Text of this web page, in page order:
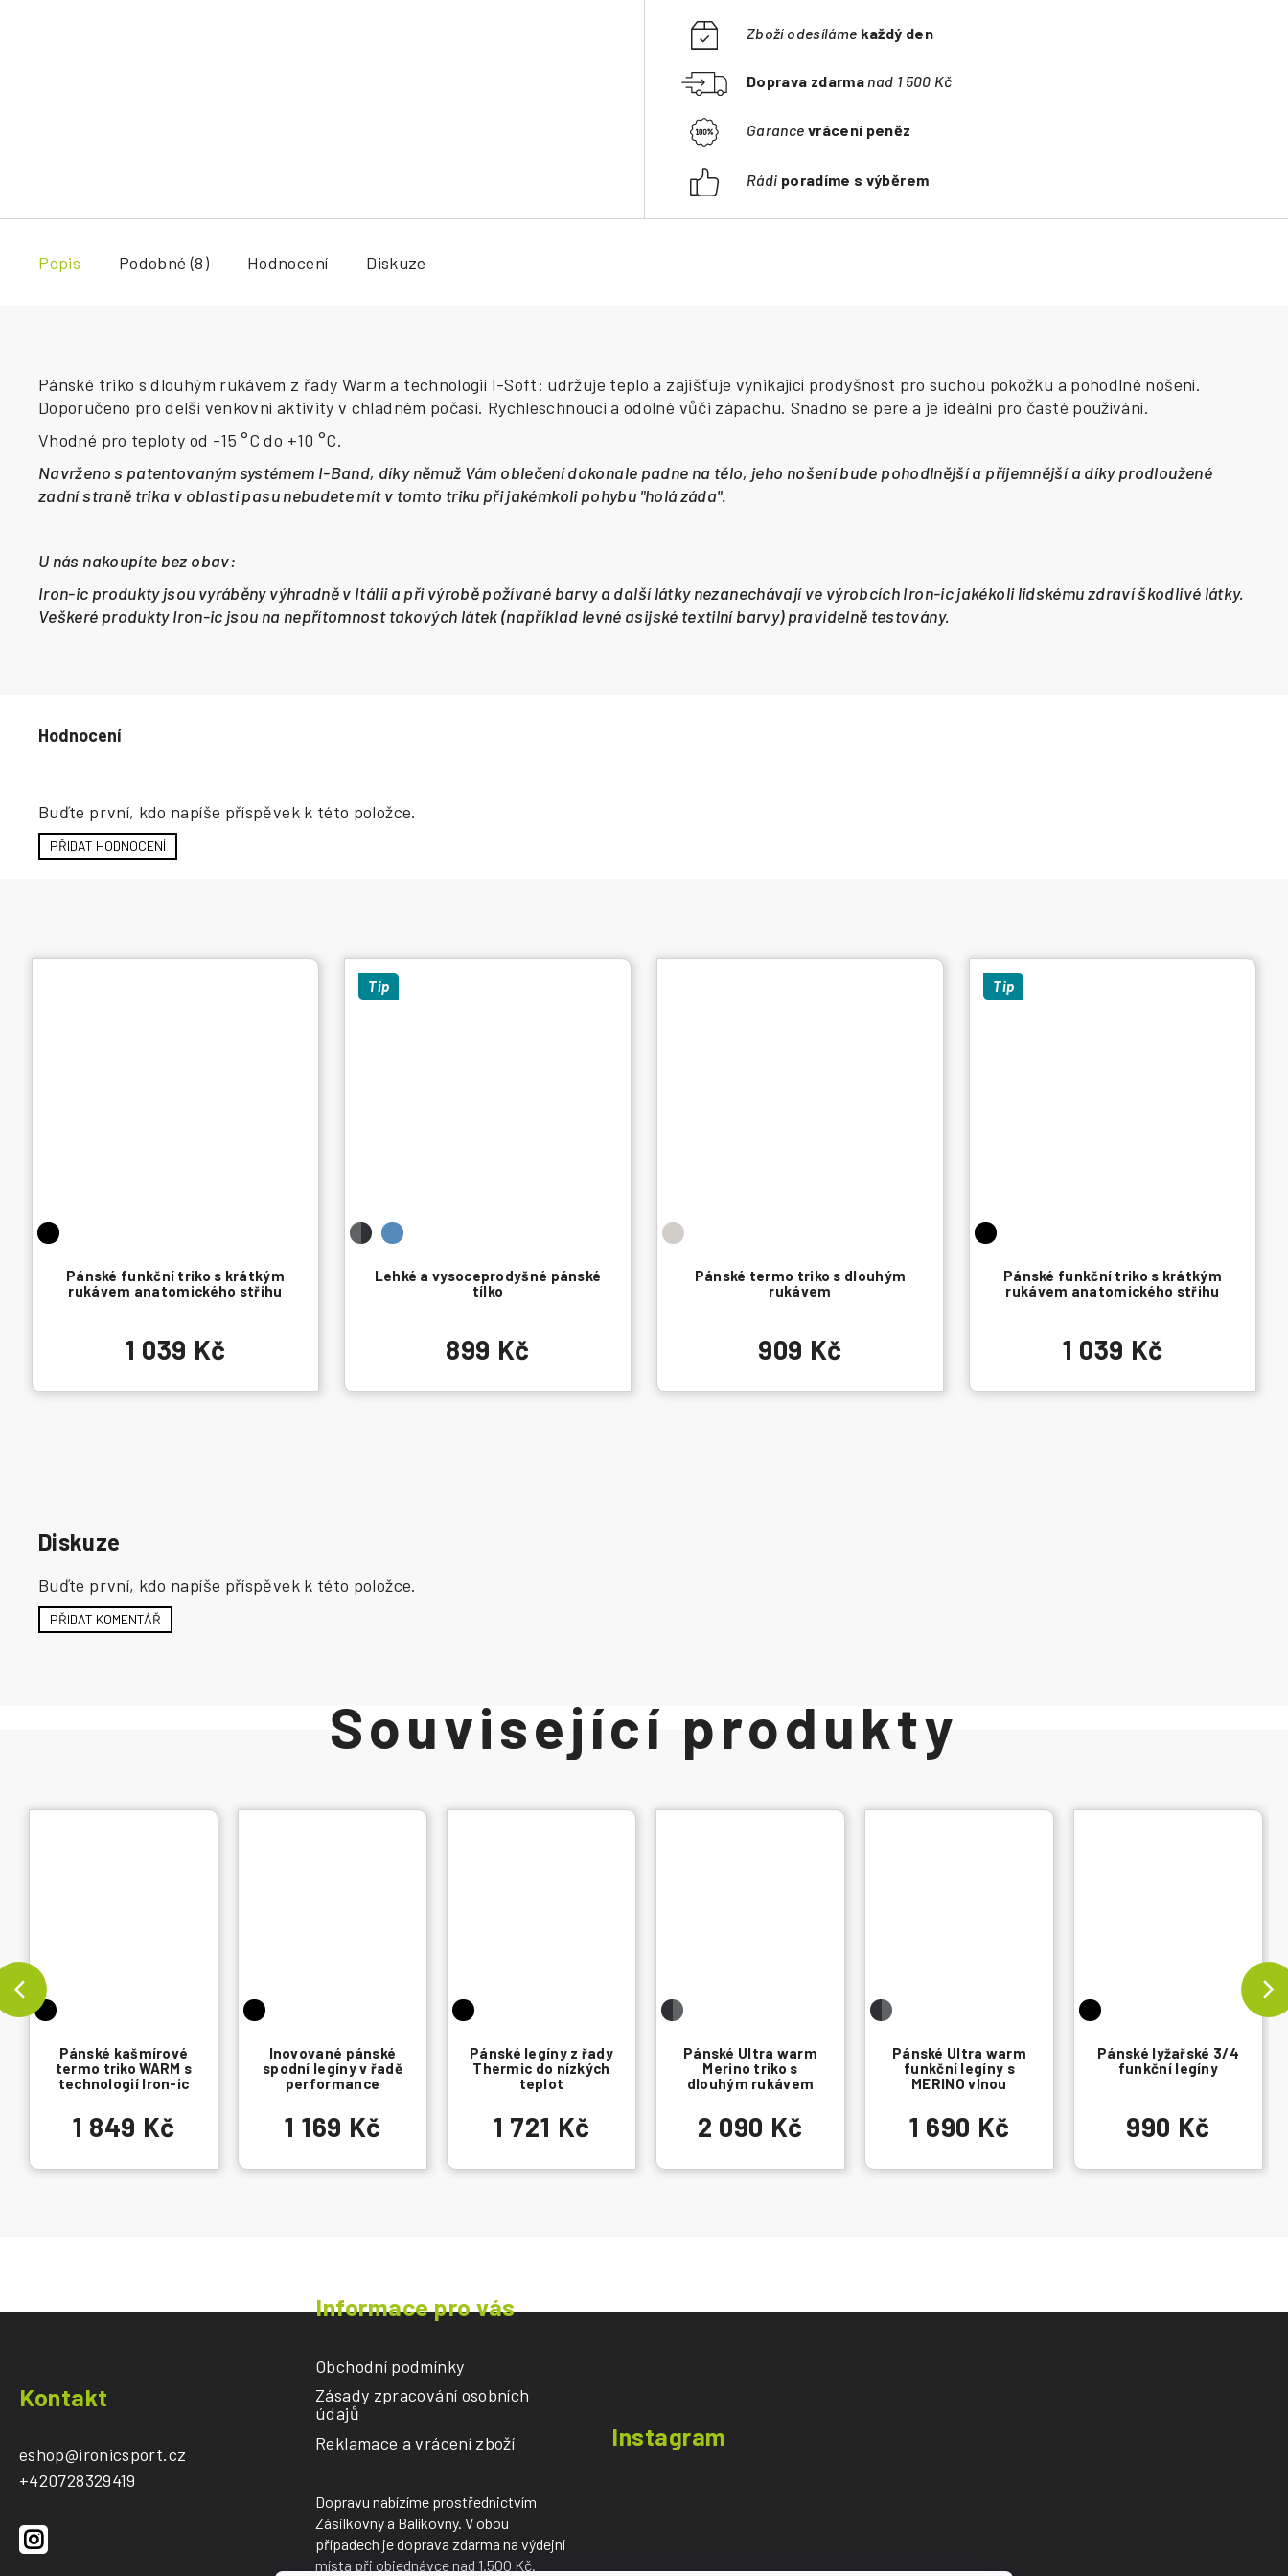
Zboží odesíláme každý den
Doprava zdarma nad 1 500 Kč
Garance vrácení peněz
Rádi poradíme s výběrem
Popis Podobné (8) Hodnocení Diskuze
Pánské triko s dlouhým rukávem z řady Warm a technologií I-Soft: udržuje teplo a zajišťuje vynikající prodyšnost pro suchou pokožku a pohodlné nošení.
Doporučeno pro delší venkovní aktivity v chladném počasí. Rychleschnoucí a odolné vůči zápachu. Snadno se pere a je ideální pro časté používání.
Vhodné pro teploty od -15 °C do +10 °C.
Navrženo s patentovaným systémem I-Band, díky němuž Vám oblečení dokonale padne na tělo, jeho nošení bude pohodlnější a příjemnější a díky prodloužené
zadní straně trika v oblasti pasu nebudete mít v tomto triku při jakémkoli pohybu "holá záda".
U nás nakoupíte bez obav:
Iron-ic produkty jsou vyráběny výhradně v Itálii a při výrobě požívané barvy a další látky nezanechávají ve výrobcích Iron-ic jakékoli lidskému zdraví škodlivé látky.
Veškeré produkty Iron-ic jsou na nepřítomnost takových látek (například levné asijské textilní barvy) pravidelně testovány.
Pánské kašmírové
termo triko WARM s
technologií Iron-ic
1 849 Kč
Inovované pánské
spodní legíny v řadě
performance
1 169 Kč
Pánské legíny z řady
Thermic do nízkých
teplot
1 721 Kč
Pánské Ultra warm
Merino triko s
dlouhým rukávem
2 090 Kč
Pánské Ultra warm
funkční legíny s
MERINO vlnou
1 690 Kč
Pánské lyžařské 3/4
funkční legíny
990 Kč
Pánské funkční triko s krátkým
rukávem anatomického střihu
1 039 Kč
Tip
Lehké a vysoceprodyšné pánské
tílko
899 Kč
Pánské termo triko s dlouhým
rukávem
909 Kč
Tip
Pánské funkční triko s krátkým
rukávem anatomického střihu
1 039 Kč
Buďte první, kdo napíše příspěvek k této položce.
PŘIDAT HODNOCENÍ
Diskuze
Buďte první, kdo napíše příspěvek k této položce.
PŘIDAT KOMENTÁŘ
Kontakt
eshop@ironicsport.cz
+420728329419
Informace pro vás
Obchodní podmínky
Zásady zpracování osobních
údajů
Reklamace a vrácení zboží
Dopravu nabízíme prostřednictvím
Zásilkovny a Balíkovny. V obou
případech je doprava zdarma na výdejní
místa při objednávce nad 1.500 Kč.
Instagram